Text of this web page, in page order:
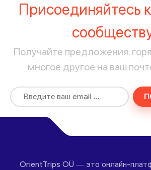
Присоединяйтесь
Получайте предложения,
многое другое на ваш
OrientTrips OÜ — это онлайн-